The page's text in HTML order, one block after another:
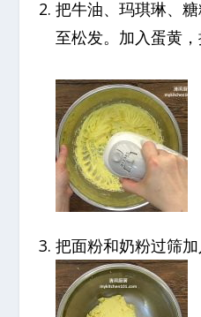
把牛油、玛琪琳、
至松发。加入蛋黄，
把面粉和奶粉过筛加